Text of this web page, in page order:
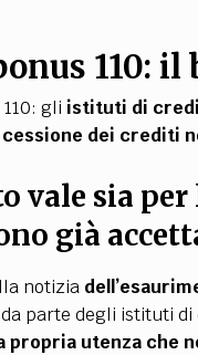
110:
gli istituti di
dei crediti
vale sia
già
notizia
parte degli istituti
propria utenza che